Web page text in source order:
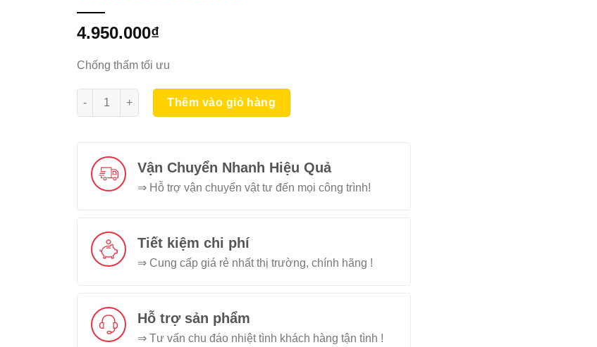
4.950.000₫
Chống thấm tối ưu
WaterGuard 20KG số lượng
Thêm vào giỏ hàng
Vận Chuyển Nhanh Hiệu Quả
⇒ Hỗ trợ vận chuyển vật tư đến mọi công trình!
Tiết kiệm chi phí
⇒ Cung cấp giá rẻ nhất thị trường, chính hãng !
Hỗ trợ sản phẩm
⇒ Tư vấn chu đáo nhiệt tình khách hàng tận tình !